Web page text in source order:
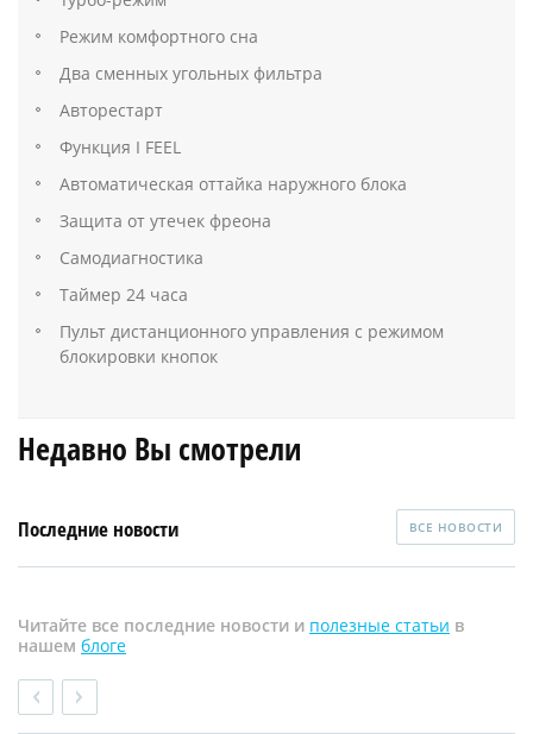
Режим комфортного сна
Два сменных угольных фильтра
Авторестарт
Функция I FEEL
Автоматическая оттайка наружного блока
Защита от утечек фреона
Самодиагностика
Таймер 24 часа
Пульт дистанционного управления с режимом
блокировки кнопок
Недавно Вы смотрели
Последние новости ВСЕ НОВОСТИ
Читайте все последние новости и полезные статьи в
нашем блоге